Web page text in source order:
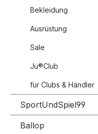
Bekleidung
Ausrüstung
Sale
Ju®Club
für Clubs & Händler
SportUndSpiel99
Ballop